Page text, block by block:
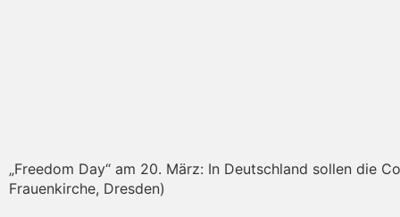
„Freedom Day“ am 20. März: In Deutschland sollen die
Frauenkirche, Dresden)